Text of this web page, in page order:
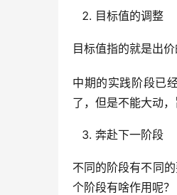
目标值的调整
目标值指的就是出
中期的实践阶段已
了，但是不能大动，
奔赴下一阶段
不同的阶段有不同
个阶段有啥作用呢？